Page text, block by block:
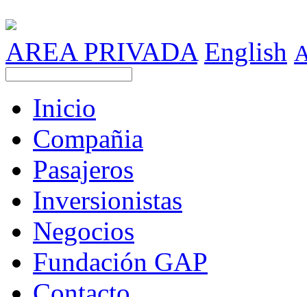
AREA PRIVADA English
Inicio
Compañia
Pasajeros
Inversionistas
Negocios
Fundación GAP